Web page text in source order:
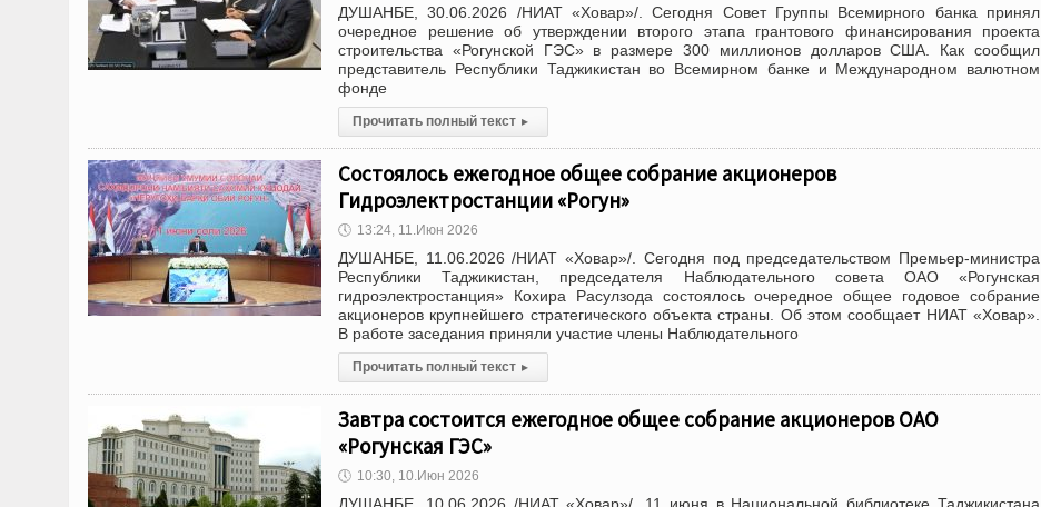
ДУШАНБЕ, 30.06.2026 /НИАТ «Ховар»/. Сегодня Совет Группы Всемирного банка принял
очередное решение об утверждении второго этапа грантового финансирования проекта
строительства «Рогунской ГЭС» в размере 300 миллионов долларов США. Как сообщил
представитель Республики Таджикистан во Всемирном банке и Международном валютном
фонде
Прочитать полный текст ▸
Состоялось ежегодное общее собрание акционеров
Гидроэлектростанции «Рогун»
🕔 13:24, 11.Июн 2026
ДУШАНБЕ, 11.06.2026 /НИАТ «Ховар»/. Сегодня под председательством Премьер-министра
Республики Таджикистан, председателя Наблюдательного совета ОАО «Рогунская
гидроэлектростанция» Кохира Расулзода состоялось очередное общее годовое собрание
акционеров крупнейшего стратегического объекта страны. Об этом сообщает НИАТ «Ховар».
В работе заседания приняли участие члены Наблюдательного
Прочитать полный текст ▸
Завтра состоится ежегодное общее собрание акционеров ОАО
«Рогунская ГЭС»
🕔 10:30, 10.Июн 2026